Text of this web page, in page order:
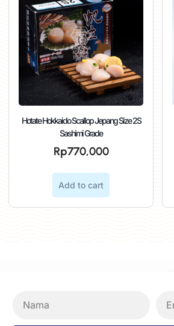
Hotate Hokkaido Scallop Jepang Size 2S
Sashimi Grade
Rp770,000
Add to cart